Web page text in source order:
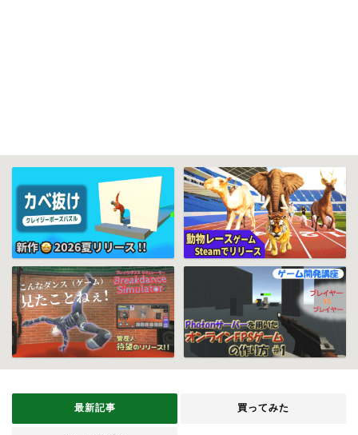
最新記事 買ってみた